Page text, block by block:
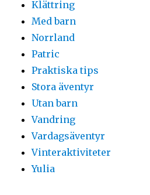
Klättring
Med barn
Norrland
Patric
Praktiska tips
Stora äventyr
Utan barn
Vandring
Vardagsäventyr
Vinteraktiviteter
Yulia